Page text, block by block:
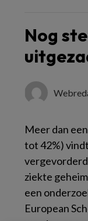
Nog
Meer dan
tot 42%)
ziekte
een
European